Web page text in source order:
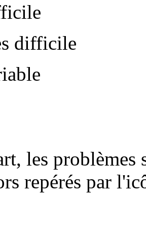
difficile
les problèmes
repérés par